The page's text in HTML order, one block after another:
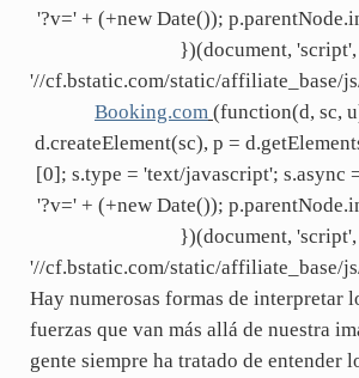
'?v=' + (+new Date());
})(document, 'script',
'//cf.bstatic.com/static/affiliate_base/
Booking.com (function(d, sc,
d.createElement(sc), p =
[0]; s.type = 'text/javascript'; s.async
'?v=' + (+new Date());
})(document, 'script',
'//cf.bstatic.com/static/affiliate_base/
Hay numerosas formas de interpretar
fuerzas que van más allá de nuestra
gente siempre ha tratado de entender